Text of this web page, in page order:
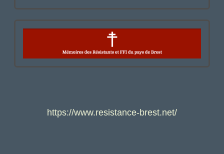
https://www.resistance-brest.net/